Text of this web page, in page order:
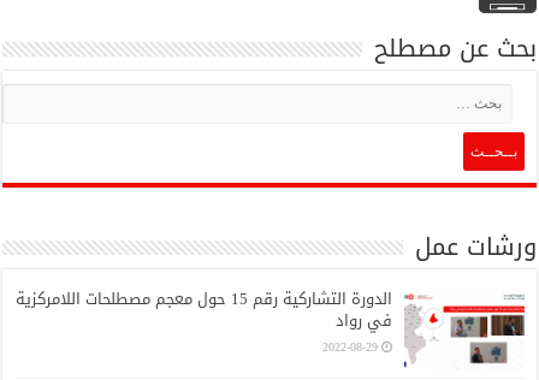
بحث عن مصطلح
ورشات عمل
الدورة التشاركية رقم 15 حول معجم مصطلحات اللامركزية
في رواد
2022-08-29